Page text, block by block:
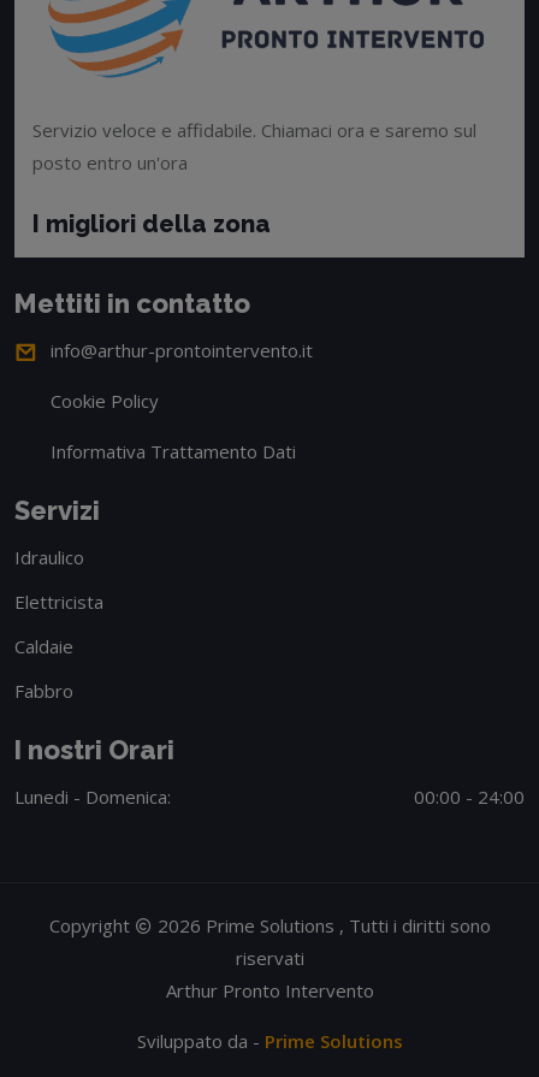
Servizio veloce e affidabile. Chiamaci ora e saremo sul
posto entro un'ora
I migliori della zona
Mettiti in contatto
info@arthur-prontointervento.it
Cookie Policy
Informativa Trattamento Dati
Servizi
Idraulico
Elettricista
Caldaie
Fabbro
I nostri Orari
Lunedi - Domenica: 00:00 - 24:00
Copyright
2026 Prime Solutions , Tutti i diritti sono
riservati
Arthur Pronto Intervento
Sviluppato da - Prime Solutions